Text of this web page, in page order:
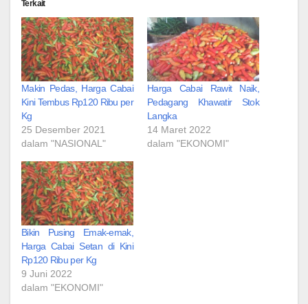
Terkait
Makin Pedas, Harga Cabai
Kini Tembus Rp120 Ribu per
Kg
25 Desember 2021
dalam "NASIONAL"
Harga Cabai Rawit Naik,
Pedagang Khawatir Stok
Langka
14 Maret 2022
dalam "EKONOMI"
Bikin Pusing Emak-emak,
Harga Cabai Setan di Kini
Rp120 Ribu per Kg
9 Juni 2022
dalam "EKONOMI"